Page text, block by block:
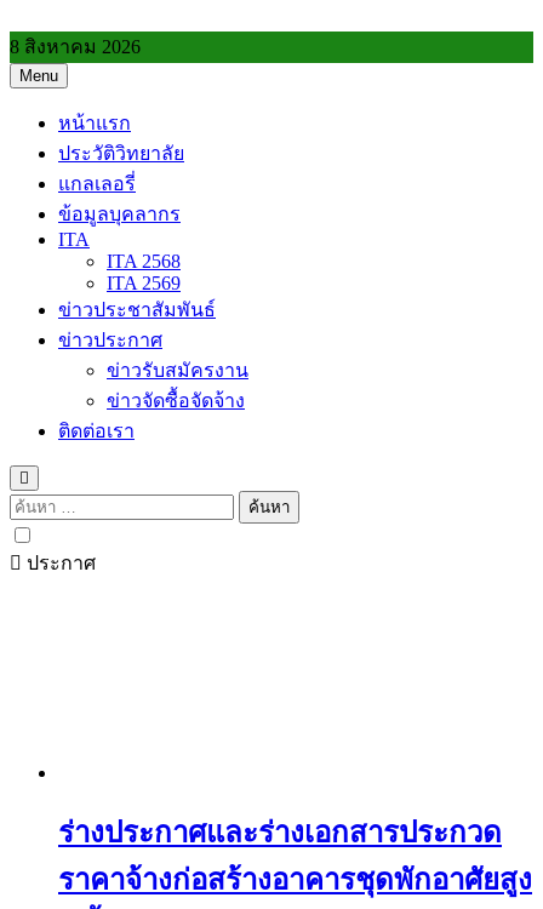
to
content
8 สิงหาคม 2026
Menu
หน้าแรก
ประวัติวิทยาลัย
แกลเลอรี่
ข้อมูลบุคลากร
ITA
ITA 2568
ITA 2569
ข่าวประชาสัมพันธ์
ข่าวประกาศ
ข่าวรับสมัครงาน
ข่าวจัดซื้อจัดจ้าง
ติดต่อเรา
ค้นหา
สำหรับ:
ประกาศ
ร่างประกาศและร่างเอกสารประกวด
ราคาจ้างก่อสร้างอาคารชุดพักอาศัยสูง